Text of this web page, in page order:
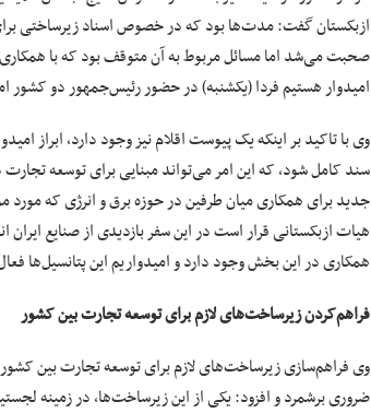
ازبکستان گفت: مدت‌ها بود که در خصوص اسناد زیرساختی
صحبت می‌شد اما مسائل مربوط به آن متوقف بود که با
امیدوار هستیم فردا (یکشنبه) در حضور رئیس‌جمهور دو کشور
وی با تاکید بر اینکه یک پیوست اقلام نیز وجود دارد، ابراز
سند کامل شود، که این امر می‌تواند مبنایی برای توسعه
جدید برای همکاری میان طرفین در حوزه برق و انرژی که مورد
هیات ازبکستانی قرار است در این سفر بازدیدی از صنایع
همکاری در این بخش وجود دارد و امیدواریم این پتانسیل‌ها
فراهم‌کردن زیرساخت‌های لازم برای توسعه تجارت بین کشور
وی فراهم‌سازی زیرساخت‌های لازم برای توسعه تجارت بین
ضروری برشمرد و افزود: یکی از این زیرساخت‌ها، در زمینه